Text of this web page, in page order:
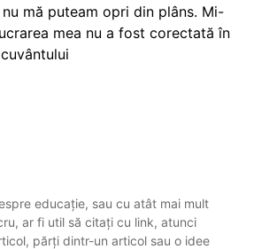
mă puteam opri din plâns. Mi-
mea nu a fost corectată în
educație, sau cu atât mai mult
ar fi util să citați cu link, atunci
părți dintr-un articol sau o idee